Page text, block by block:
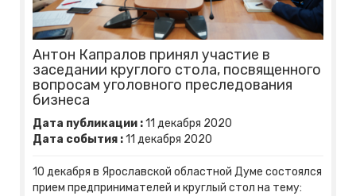
Антон Капралов принял участие в
заседании круглого стола, посвященного
вопросам уголовного преследования
бизнеса
Дата публикации :11 декабря 2020
Дата события :11 декабря 2020
10 декабря в Ярославской областной Думе состоялся
прием предпринимателей и круглый стол на тему: